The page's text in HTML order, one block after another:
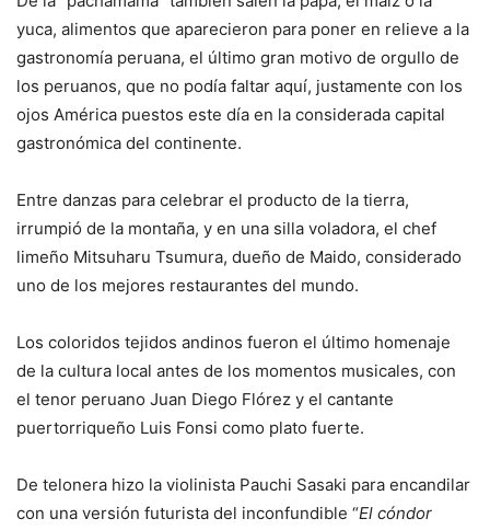
yuca, alimentos que aparecieron para poner en relieve a la
gastronomía peruana, el último gran motivo de orgullo de
los peruanos, que no podía faltar aquí, justamente con los
ojos América puestos este día en la considerada capital
gastronómica del continente.
Entre danzas para celebrar el producto de la tierra,
irrumpió de la montaña, y en una silla voladora, el chef
limeño Mitsuharu Tsumura, dueño de Maido, considerado
uno de los mejores restaurantes del mundo.
Los coloridos tejidos andinos fueron el último homenaje
de la cultura local antes de los momentos musicales, con
el tenor peruano Juan Diego Flórez y el cantante
puertorriqueño Luis Fonsi como plato fuerte.
De telonera hizo la violinista Pauchi Sasaki para encandilar
con una versión futurista del inconfundible “El cóndor